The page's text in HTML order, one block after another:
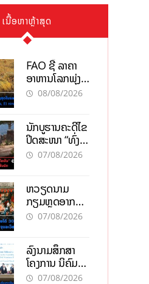
ເນື້ອຫາຫຼ້າສຸດ
FAO ຊີ້ ລາຄາ
ອາຫານໂລກພຸ່ງ
ສູງສຸດໃນຮອບ 3
ສົງຄາມ, El
nino
08/08/2026
ນັກບູຮານຄະດີໄຂ
ປິດສະໜາ “ທົ່ງ
ໄຫຫີນ” ຫຼັງພົບ
07/08/2026
ຫວຽດນາມ
ກຽມຫຼຸດອາກອນ
ລາຍໄດ້ 30%
ແລະ ຈຸນລະ
ວິສາຫະກິດ
07/08/2026
ລົງນາມສຶກສາ
ໂຄງການ ນິຄົມ
ອຸດສາຫະກຳ
07/08/2026